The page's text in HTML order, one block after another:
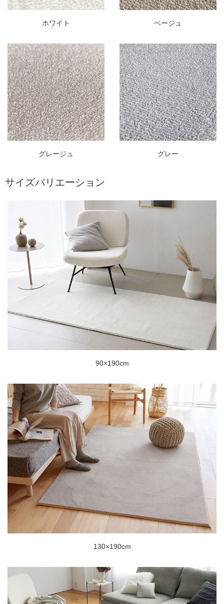
ホワイト ベージュ
グレージュ グレー
サイズバリエーション
90×190cm
130×190cm